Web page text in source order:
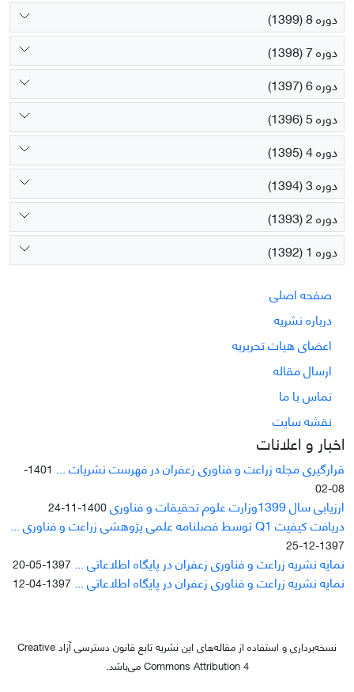
دوره 8 (1399)
دوره 7 (1398)
دوره 6 (1397)
دوره 5 (1396)
دوره 4 (1395)
دوره 3 (1394)
دوره 2 (1393)
دوره 1 (1392)
صفحه اصلی
درباره نشریه
اعضای هیات تحریریه
ارسال مقاله
تماس با ما
نقشه سایت
اخبار و اعلانات
قرارگیری مجله زراعت و فناوری زعفران در فهرست نشریات ...
1401-
08-02
ارزیابی سال 1399وزارت علوم تحقیقات و فناوری 1400-11-24
دریافت کیفیت Q1 توسط فصلنامه علمی پژوهشی زراعت و فناوری ...
1397-12-25
نمایه نشریه زراعت و فناوری زعفران در پایگاه اطلاعاتی ... 1397-05-20
نمایه نشریه زراعت و فناوری زعفران در پایگاه اطلاعاتی ... 1397-04-12
نسخه‌برداری و استفاده از مقاله‌های این نشریه تابع قانون دسترسی آزاد Creative
Commons Attribution 4 می‌باشد.